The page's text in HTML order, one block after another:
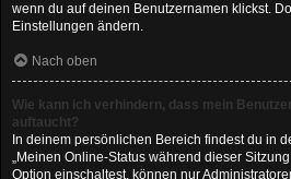
wenn du auf deinen Benutzernamen klickst.
Einstellungen ändern.
Nach oben
Wie kann ich verhindern, dass mein
auftaucht?
In deinem persönlichen Bereich findest du in
„Meinen Online-Status während dieser
Option einschaltest, können nur